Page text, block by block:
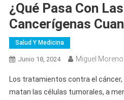
¿Qué Pasa Con
Cancerígenas
Salud Y Medicina
Junio 18, 2024 Miguel Moreno
Los tratamientos contra el
matan las células tumorales, a